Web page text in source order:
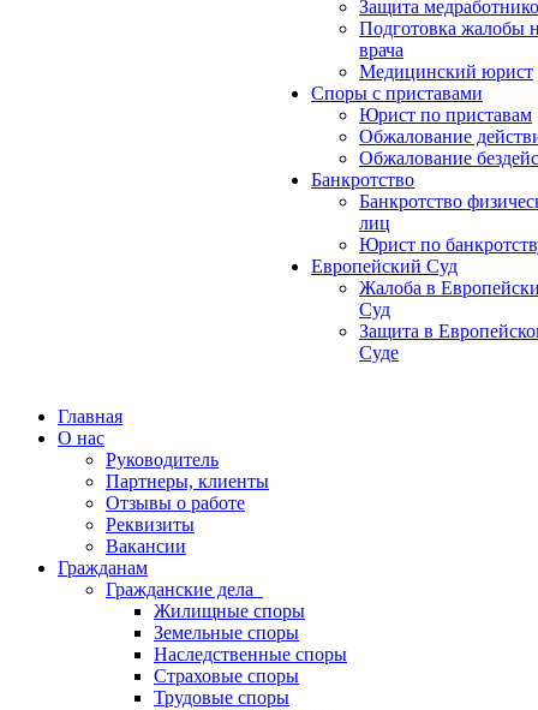
Защита
Подготовка жалобы
врача
Медицинский юрист
Споры с приставами
Юрист по приставам
Обжалование
Обжалование
Банкротство
Банкротство
лиц
Юрист по
Европейский Суд
Жалоба в
Суд
Защита в
Суде
Главная
О нас
Руководитель
Партнеры, клиенты
Отзывы о работе
Реквизиты
Вакансии
Гражданам
Гражданские дела
Жилищные споры
Земельные споры
Наследственные споры
Страховые споры
Трудовые споры